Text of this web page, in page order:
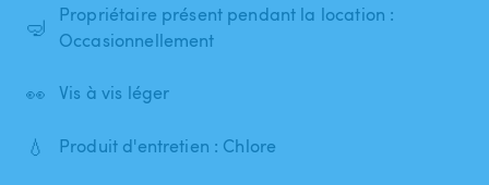
🤿
Propriétaire présent pendant la location :
Occasionnellement
👀 Vis à vis léger
💧 Produit d'entretien : Chlore